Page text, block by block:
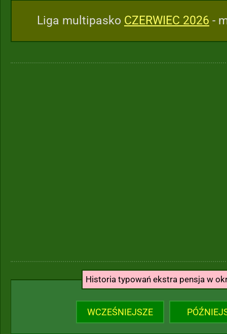
Liga multipasko CZERWIEC 2026 -
Historia typowań ekstra pensja w
WCZEŚNIEJSZE